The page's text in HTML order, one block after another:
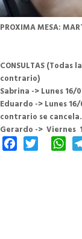
PROXIMA MESA:
CONSULTAS
contrario)
Sabrina -> Lunes 16/
Eduardo -> Lunes
contrario se cancela.
Gerardo -> Viernes
FacebookTwitter